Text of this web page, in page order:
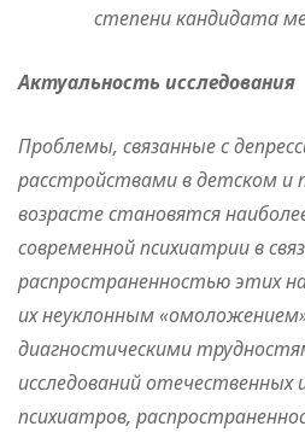
степени кандидата
Актуальность исследования
Проблемы, связанные с
расстройствами в детском и
возрасте становятся
современной психиатрии в
распространенностью этих
их неуклонным
диагностическими
исследований отечественных
психиатров,